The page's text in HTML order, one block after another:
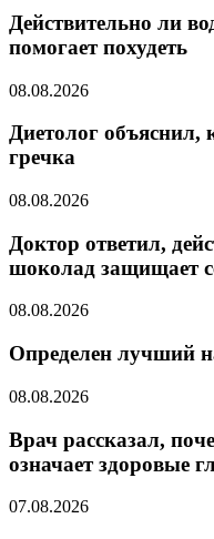
Действительно ли
помогает похудеть
08.08.2026
Диетолог объяснил,
гречка
08.08.2026
Доктор ответил,
шоколад защищает
08.08.2026
Определен лучший
08.08.2026
Врач рассказал,
означает здоровые
07.08.2026